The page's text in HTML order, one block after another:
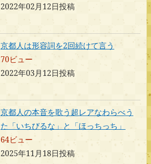
2022年02月12日投稿
京都人は形容詞を2回続けて言う
70ビュー
2022年03月12日投稿
京都人の本音を歌う超レアなわらべう
た「いちびるな」と「ほっちっち」
64ビュー
2025年11月18日投稿